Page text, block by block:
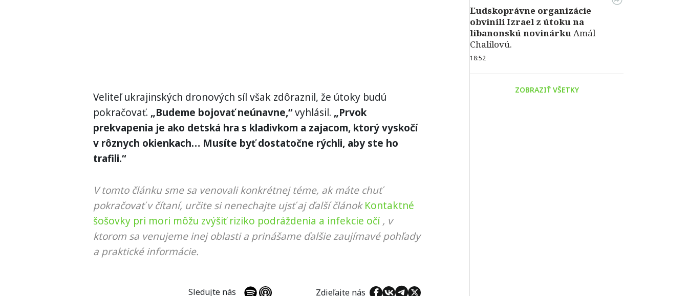
Veliteľ ukrajinských dronových síl však zdôraznil, že útoky budú
pokračovať. „Budeme bojovať neúnavne,“vyhlásil. „Prvok
prekvapenia je ako detská hra s kladivkom a zajacom, ktorý vyskočí
v rôznych okienkach… Musíte byť dostatočne rýchli, aby ste ho
trafili.“
V tomto článku sme sa venovali konkrétnej téme, ak máte chuť
pokračovať v čítaní, určite si nenechajte ujsť aj ďalší článok Kontaktné
šošovky pri mori môžu zvýšiť riziko podráždenia a infekcie očí , v
ktorom sa venujeme inej oblasti a prinášame ďalšie zaujímavé pohľady
a praktické informácie.
Sledujte nás Zdieľajte nás
Ľudskoprávne organizácie
obvinili Izrael z útoku na
libanonskú novinárkuAmál
Chalílovú.
18:52
ZOBRAZIŤ VŠETKY